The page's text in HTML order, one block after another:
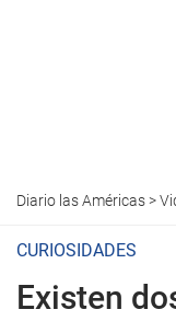
Diario las Américas>
CURIOSIDADES
Existen